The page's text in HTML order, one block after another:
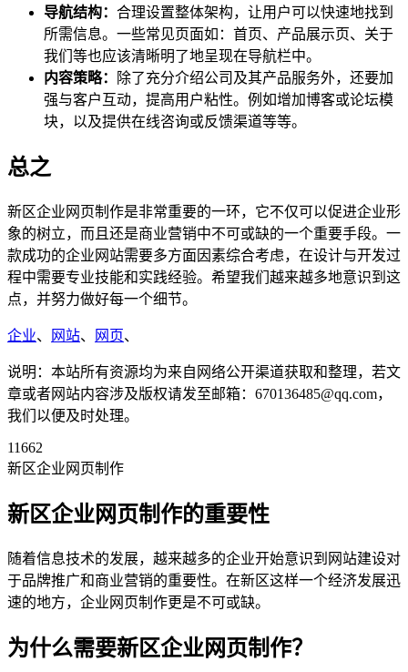
导航结构： 合理设置整体架构，让用户可以快速地找到
所需信息。一些常见页面如：首页、产品展示页、关于
我们等也应该清晰明了地呈现在导航栏中。
内容策略：
除了充分介绍公司及其产品服务外，还要加
强与客户互动，提高用户粘性。例如增加博客或论坛模
块，以及提供在线咨询或反馈渠道等等。
总之
新区企业网页制作是非常重要的一环，它不仅可以促进企业形
象的树立，而且还是商业营销中不可或缺的一个重要手段。一
款成功的企业网站需要多方面因素综合考虑，在设计与开发过
程中需要专业技能和实践经验。希望我们越来越多地意识到这
点，并努力做好每一个细节。
企业、 网站、 网页、
说明：本站所有资源均为来自网络公开渠道获取和整理，若文
章或者网站内容涉及版权请发至邮箱：670136485@qq.com，
我们以便及时处理。
11662
新区企业网页制作
新区企业网页制作的重要性
随着信息技术的发展，越来越多的企业开始意识到网站建设对
于品牌推广和商业营销的重要性。在新区这样一个经济发展迅
速的地方，企业网页制作更是不可或缺。
为什么需要新区企业网页制作？